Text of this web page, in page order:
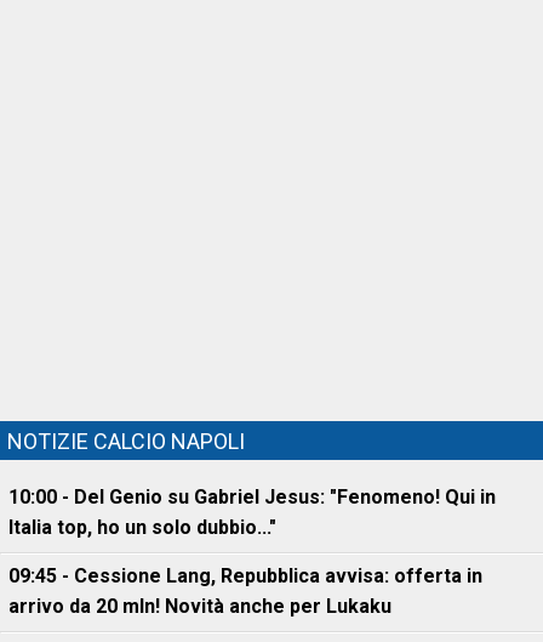
NOTIZIE CALCIO NAPOLI
10:00 - Del Genio su Gabriel Jesus: "Fenomeno! Qui in
Italia top, ho un solo dubbio..."
09:45 - Cessione Lang, Repubblica avvisa: offerta in
arrivo da 20 mln! Novità anche per Lukaku